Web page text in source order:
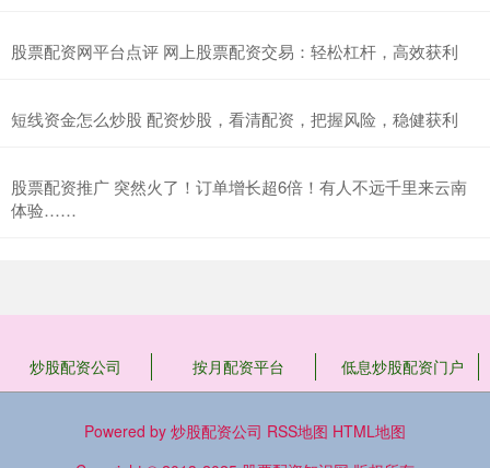
股票配资网平台点评 网上股票配资交易：轻松杠杆，高效获利
短线资金怎么炒股 配资炒股，看清配资，把握风险，稳健获利
股票配资推广 突然火了！订单增长超6倍！有人不远千里来云南
体验……
炒股配资公司 按月配资平台 低息炒股配资门户
Powered by 炒股配资公司 RSS地图 HTML地图